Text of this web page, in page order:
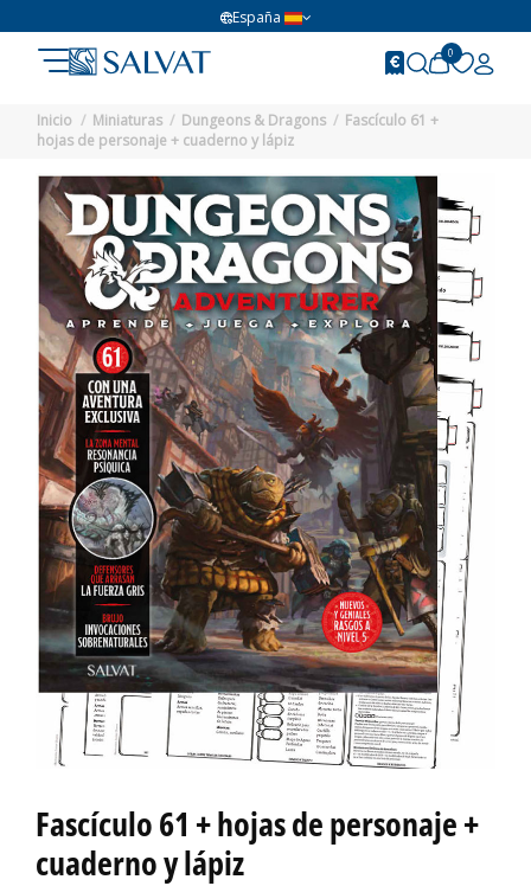
España
0
Inicio Miniaturas Dungeons & Dragons
Fascículo 61 +
hojas de personaje + cuaderno y lápiz
Fascículo 61 + hojas de personaje +
cuaderno y lápiz